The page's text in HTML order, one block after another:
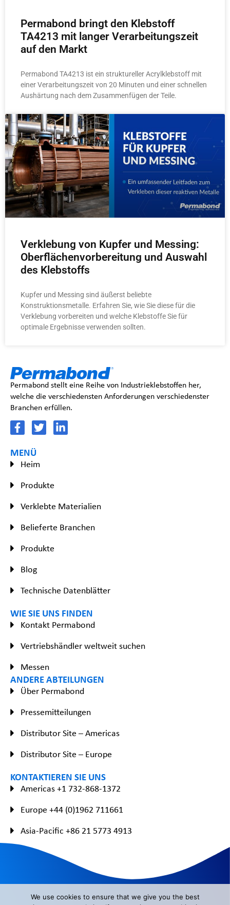
Permabond bringt den Klebstoff
TA4213 mit langer Verarbeitungszeit
auf den Markt
Permabond TA4213 ist ein struktureller Acrylklebstoff mit
einer Verarbeitungszeit von 20 Minuten und einer schnellen
Aushärtung nach dem Zusammenfügen der Teile.
Verklebung von Kupfer und Messing:
Oberflächenvorbereitung und Auswahl
des Klebstoffs
Kupfer und Messing sind äußerst beliebte
Konstruktionsmetalle. Erfahren Sie, wie Sie diese für die
Verklebung vorbereiten und welche Klebstoffe Sie für
optimale Ergebnisse verwenden sollten.
Permabond stellt eine Reihe von Industrieklebstoffen her,
welche die verschiedensten Anforderungen verschiedenster
Branchen erfüllen.
MENÜ
Heim
Produkte
Verklebte Materialien
Belieferte Branchen
Produkte
Blog
Technische Datenblätter
WIE SIE UNS FINDEN
Kontakt Permabond
Vertriebshändler weltweit suchen
Messen
ANDERE ABTEILUNGEN
Über Permabond
Pressemitteilungen
Distributor Site – Americas
Distributor Site – Europe
KONTAKTIEREN SIE UNS
Americas +1 732-868-1372
Europe +44 (0)1962 711661
Asia-Pacific +86 21 5773 4913
We use cookies to ensure that we give you the best